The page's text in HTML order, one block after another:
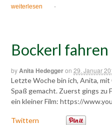
weiterlesen ·
Bockerl fahren
byAnita Hedeggeron 29. Januar
Letzte Woche bin ich, Anita,
Spaß gemacht. Zuerst gings zu
ein kleiner Film: https://
Twittern